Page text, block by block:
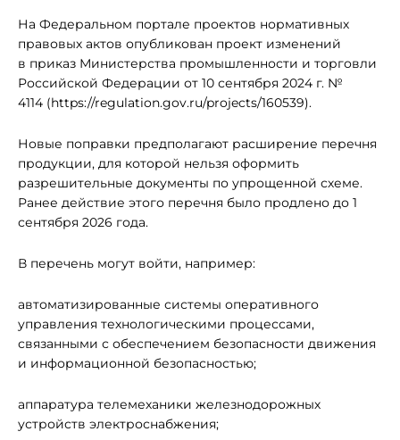
На Федеральном портале проектов нормативных
правовых актов опубликован проект изменений
в приказ Министерства промышленности и торговли
Российской Федерации от 10 сентября 2024 г. №
4114 (https://regulation.gov.ru/projects/160539).
Новые поправки предполагают расширение перечня
продукции, для которой нельзя оформить
разрешительные документы по упрощенной схеме.
Ранее действие этого перечня было продлено до 1
сентября 2026 года.
В перечень могут войти, например:
автоматизированные системы оперативного
управления технологическими процессами,
связанными с обеспечением безопасности движения
и информационной безопасностью;
аппаратура телемеханики железнодорожных
устройств электроснабжения;